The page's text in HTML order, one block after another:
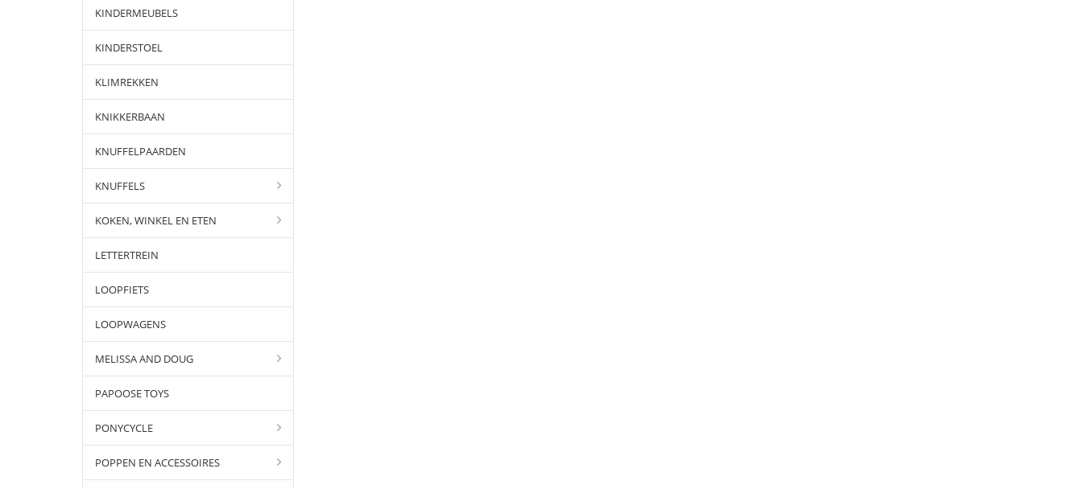
KINDERMEUBELS
KINDERSTOEL
KLIMREKKEN
KNIKKERBAAN
KNUFFELPAARDEN
KNUFFELS
KOKEN, WINKEL EN ETEN
LETTERTREIN
LOOPFIETS
LOOPWAGENS
MELISSA AND DOUG
PAPOOSE TOYS
PONYCYCLE
POPPEN EN ACCESSOIRES